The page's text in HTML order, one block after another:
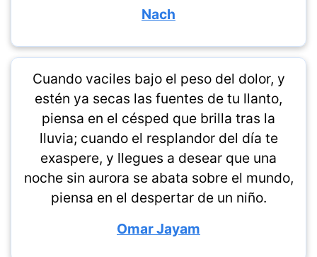
Nach
Cuando vaciles bajo el peso del dolor, y
estén ya secas las fuentes de tu llanto,
piensa en el césped que brilla tras la
lluvia; cuando el resplandor del día te
exaspere, y llegues a desear que una
noche sin aurora se abata sobre el mundo,
piensa en el despertar de un niño.
Omar Jayam